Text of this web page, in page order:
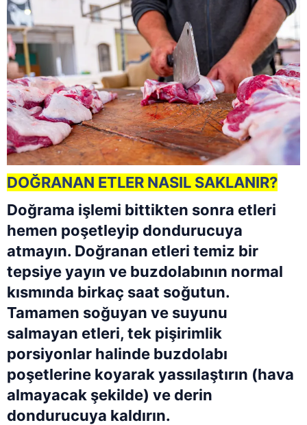
DOĞRANAN ETLER NASIL SAKLANIR?
Doğrama işlemi bittikten sonra etleri
hemen poşetleyip dondurucuya
atmayın. Doğranan etleri temiz bir
tepsiye yayın ve buzdolabının normal
kısmında birkaç saat soğutun.
Tamamen soğuyan ve suyunu
salmayan etleri, tek pişirimlik
porsiyonlar halinde buzdolabı
poşetlerine koyarak yassılaştırın (hava
almayacak şekilde) ve derin
dondurucuya kaldırın.